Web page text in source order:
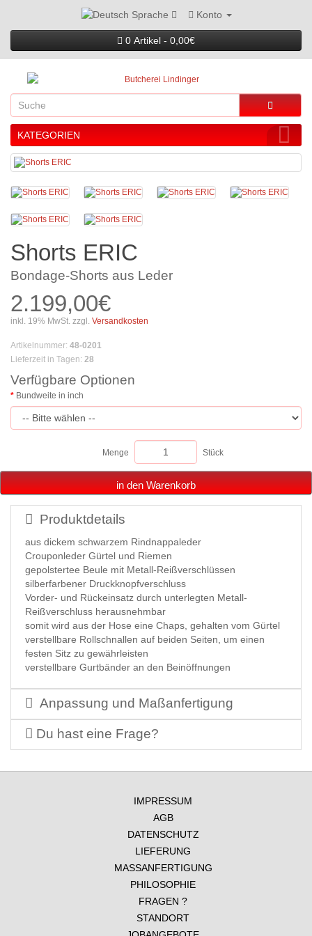
Sprache Konto
0 Artikel - 0,00€
KATEGORIEN
Shorts ERIC
Bondage-Shorts aus Leder
2.199,00€
inkl. 19% MwSt. zzgl. Versandkosten
Artikelnummer: 48-0201
Lieferzeit in Tagen: 28
Verfügbare Optionen
Bundweite in inch
Menge Stück
in den Warenkorb
Produktdetails
aus dickem schwarzem Rindnappaleder
Crouponleder Gürtel und Riemen
gepolstertee Beule mit Metall-Reißverschlüssen
silberfarbener Druckknopfverschluss
Vorder- und Rückeinsatz durch unterlegten Metall-
Reißverschluss herausnehmbar
somit wird aus der Hose eine Chaps, gehalten vom Gürtel
verstellbare Rollschnallen auf beiden Seiten, um einen
festen Sitz zu gewährleisten
verstellbare Gurtbänder an den Beinöffnungen
Anpassung und Maßanfertigung
Du hast eine Frage?
IMPRESSUM
AGB
DATENSCHUTZ
LIEFERUNG
MASSANFERTIGUNG
PHILOSOPHIE
FRAGEN ?
STANDORT